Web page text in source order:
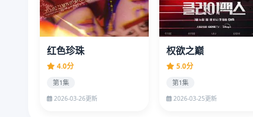
红色珍珠
4.0分
第1集
2026-03-26更新
权欲之巅
5.0分
第1集
2026-03-25更新